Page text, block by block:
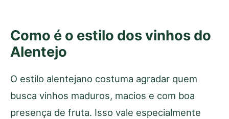
Como é o estilo dos vinhos do
Alentejo
O estilo alentejano costuma agradar quem
busca vinhos maduros, macios e com boa
presença de fruta. Isso vale especialmente